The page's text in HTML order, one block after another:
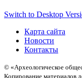
Switch to Desktop
Карта сайта
Новости
Контакты
© «Археологическое
Копирование материалов